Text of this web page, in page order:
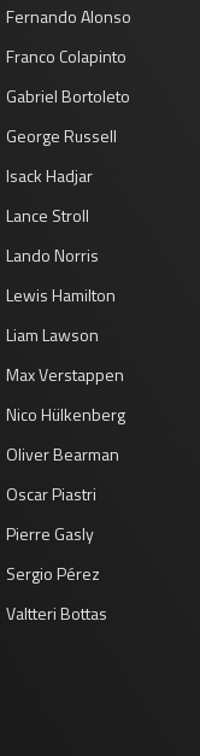
zo 05:00 - 07:00
27 - 29 nov
za 19:00 - 20:00
zo 17:00 - 19:00
Fernando Alonso
Franco Colapinto
Gabriel Bortoleto
George Russell
Isack Hadjar
Lance Stroll
Lando Norris
Lewis Hamilton
Liam Lawson
Max Verstappen
Nico Hülkenberg
Oliver Bearman
Oscar Piastri
Pierre Gasly
Sergio Pérez
Valtteri Bottas